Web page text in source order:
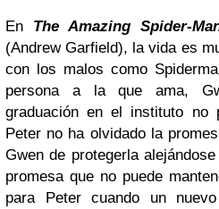
En The Amazing Spider-
(Andrew Garfield), la vida es
con los malos como
persona a la que ama,
graduación en el instituto no
Peter no ha olvidado la
Gwen de protegerla
promesa que no puede
para Peter cuando un